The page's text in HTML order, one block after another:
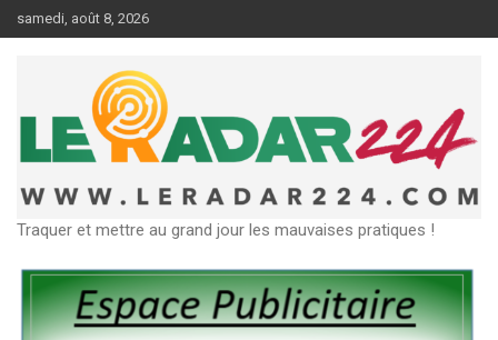
au
samedi, août 8, 2026
Traquer et mettre au grand jour les mauvaises pratiques !